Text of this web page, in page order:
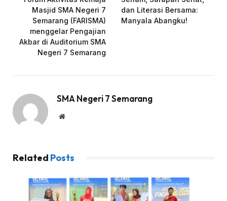
Masjid SMA Negeri 7
Semarang (FARISMA)
menggelar Pengajian
Akbar di Auditorium SMA
Negeri 7 Semarang
dan Literasi Bersama:
Manyala Abangku!
SMA Negeri 7 Semarang
Website
Related Posts